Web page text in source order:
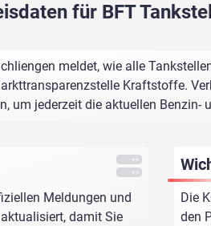
für BFT
meldet, wie alle
Kraftstoffe.
um jederzeit die aktuellen Benzin-
Meldungen und
aktualisiert, damit Sie
Die
den